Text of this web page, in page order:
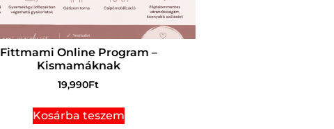
Fittmami Online Program –
Kismamáknak
19,990Ft
Kosárba teszem